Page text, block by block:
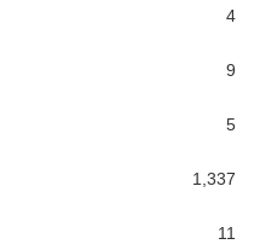
4
9
5
1,337
11